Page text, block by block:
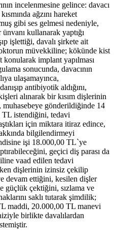
incelenmesine gelince: davacı
ağzını hareket
gibi ses gelmesi nedeniyle,
kullanarak yaptığı
işlettiği, davalı şirkete ait
müvekkiline; kökünde kist
implant yapılması
sonucunda, davacının
ulaşamayınca,
antibiyotik aldığını,
alınarak bir kısım dişlerinin
muhasebeye gönderildiğinde 14
istendiğini, tedavi
için miktara itiraz edince,
bilgilendirmeyi
işi 18.000,00 TL`ye
geçici diş parası da
vaad edilen tedavi
dişlerinin izinsiz çekilip
devam ettiğini, kesilen dişler
güçlük çektiğini, sızlama ve
saklı tutarak şimdilik;
maddi, 20.000,00 TL manevi
birlikte davalılardan